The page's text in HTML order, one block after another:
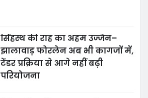
सिंहस्थ की राह का अहम उज्जैन–
झालावाड़ फोरलेन अब भी कागजों में,
टेंडर प्रक्रिया से आगे नहीं बढ़ी
परियोजना